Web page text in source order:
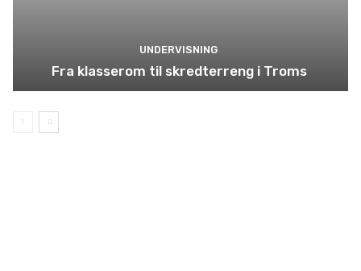
UNDERVISNING
Fra klasserom til skredterreng i Troms